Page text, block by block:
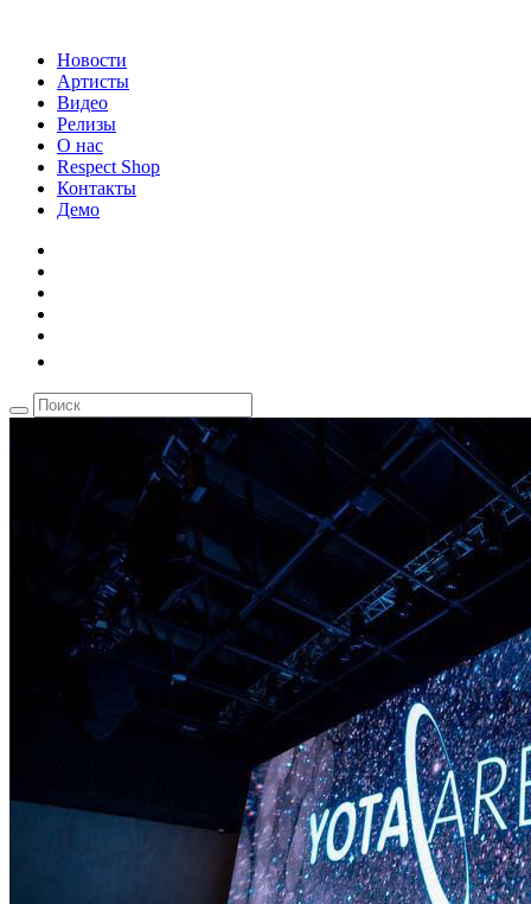
Новости
Артисты
Видео
Релизы
О нас
Respect Shop
Контакты
Демо